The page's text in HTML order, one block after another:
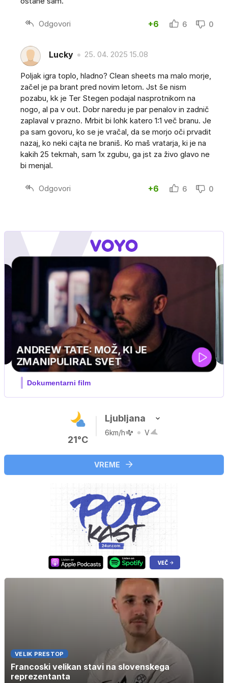
Odgovori +6 6 0
Lucky 25. 04. 2025 15.08
Poljak igra toplo, hladno? Clean sheets ma malo morje,
začel je pa brant pred novim letom. Jst še nism
pozabu, kk je Ter Stegen podajal nasprotnikom na
nogo, al pa v out. Dobr naredu je par penalov in zadnič
zaplaval v prazno. Mrbit bi lohk katero 1:1 več branu. Je
pa sam govoru, ko se je vračal, da se morjo oči prvadit
nazaj, ko neki cajta ne braniš. Ko maš vratarja, ki je na
kakih 25 tekmah, sam 1x zgubu, ga jst za živo glavo ne
bi menjal.
Odgovori +6 6 0
MOJ PRIJATELJ PINGVIN
Film meseca / družinski, pustolovski
21°C
Ljubljana
6km/h V
VREME
VELIK PRESTOP
Francoski velikan stavi na slovenskega
reprezentanta